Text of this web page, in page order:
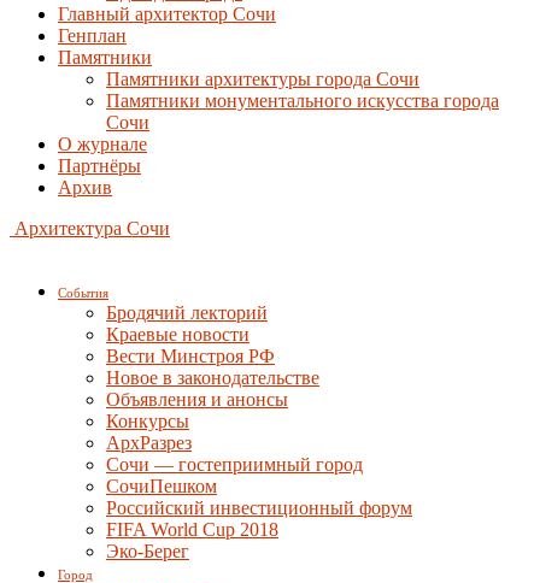
Главный архитектор Сочи
Генплан
Памятники
Памятники архитектуры города Сочи
Памятники монументального искусства города
Сочи
О журнале
Партнёры
Архив
Архитектура Сочи
События
Бродячий лекторий
Краевые новости
Вести Минстроя РФ
Новое в законодательстве
Объявления и анонсы
Конкурсы
АрхРазрез
Сочи — гостеприимный город
СочиПешком
Российский инвестиционный форум
FIFA World Cup 2018
Эко-Берег
Город